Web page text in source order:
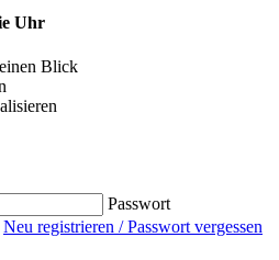
Uhr
Blick
Passwort
Neu registrieren / Passwort vergessen